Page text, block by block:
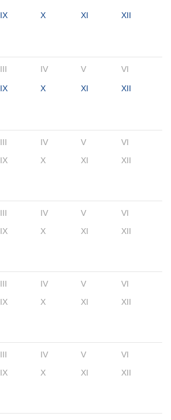
IX X XI XII
III IV V VI
IX X XI XII
III IV V
VI
IX X XI XII
III IV V
VI
IX X XI XII
III IV V
VI
IX X XI XII
III IV V
VI
IX X XI XII